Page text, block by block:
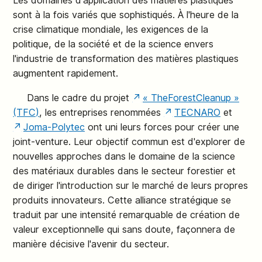
sont à la fois variés que sophistiqués. À l'heure de la
crise climatique mondiale, les exigences de la
politique, de la société et de la science envers
l'industrie de transformation des matières plastiques
augmentent rapidement.
Dans le cadre du projet
« TheForestCleanup »
(TFC), les entreprises renommées TECNARO et
Joma-Polytec ont uni leurs forces pour créer une
joint-venture. Leur objectif commun est d'explorer de
nouvelles approches dans le domaine de la science
des matériaux durables dans le secteur forestier et
de diriger l'introduction sur le marché de leurs propres
produits innovateurs. Cette alliance stratégique se
traduit par une intensité remarquable de création de
valeur exceptionnelle qui sans doute, façonnera de
manière décisive l'avenir du secteur.